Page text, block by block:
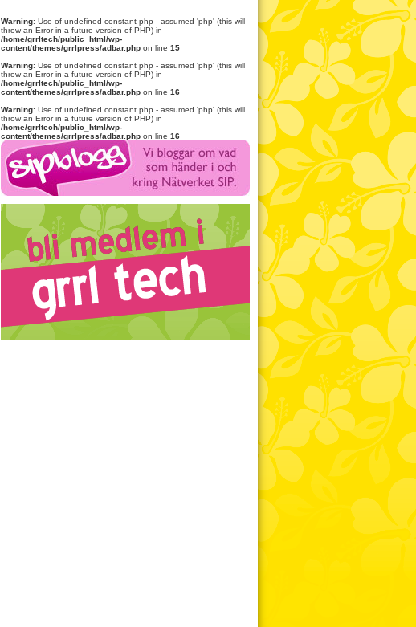
Warning: Use of undefined constant php - assumed 'php' (this will
throw an Error in a future version of PHP) in
/home/grrltech/public_html/wp-
content/themes/grrlpress/adbar.php on line 15
Warning: Use of undefined constant php - assumed 'php' (this will
throw an Error in a future version of PHP) in
/home/grrltech/public_html/wp-
content/themes/grrlpress/adbar.php on line 16
Warning: Use of undefined constant php - assumed 'php' (this will
throw an Error in a future version of PHP) in
/home/grrltech/public_html/wp-
content/themes/grrlpress/adbar.php on line 16